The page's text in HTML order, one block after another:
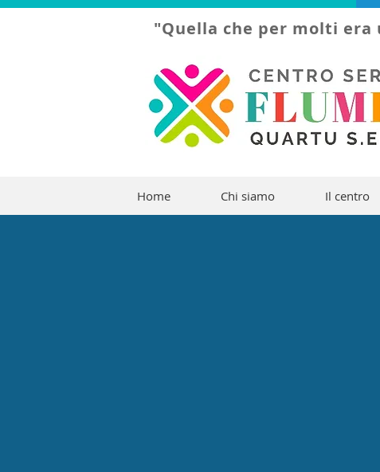
"Quella che per molti
Home Chi siamo Il centro